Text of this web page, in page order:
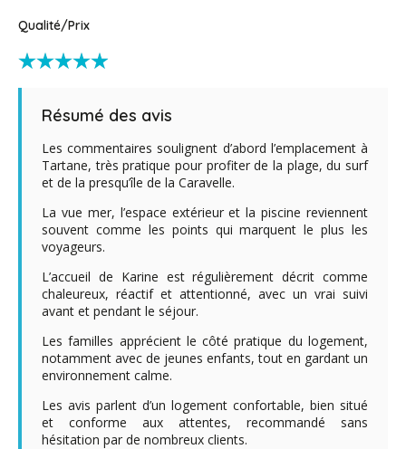
Qualité/Prix
Résumé des avis
Les commentaires soulignent d’abord l’emplacement à
Tartane, très pratique pour profiter de la plage, du surf
et de la presqu’île de la Caravelle.
La vue mer, l’espace extérieur et la piscine reviennent
souvent comme les points qui marquent le plus les
voyageurs.
L’accueil de Karine est régulièrement décrit comme
chaleureux, réactif et attentionné, avec un vrai suivi
avant et pendant le séjour.
Les familles apprécient le côté pratique du logement,
notamment avec de jeunes enfants, tout en gardant un
environnement calme.
Les avis parlent d’un logement confortable, bien situé
et conforme aux attentes, recommandé sans
hésitation par de nombreux clients.